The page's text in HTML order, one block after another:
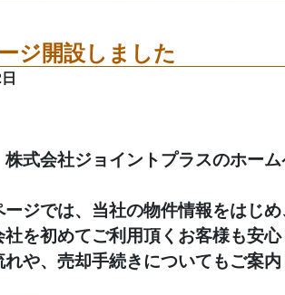
ジ開設しました
株式会社ジョイントプラスのホーム
ジでは、当社の物件情報をはじめ
を初めてご利用頂くお客様も安
や、売却手続きについてもご案内